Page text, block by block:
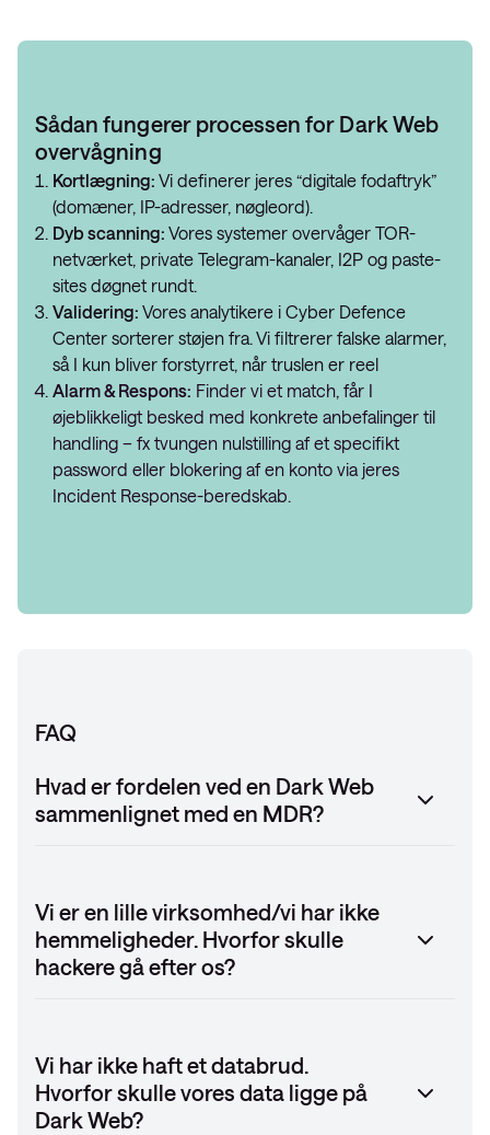
Sådan fungerer processen for Dark Web
overvågning
Kortlægning: Vi definerer jeres “digitale fodaftryk”
(domæner, IP-adresser, nøgleord).
Dyb scanning: Vores systemer overvåger TOR-
netværket, private Telegram-kanaler, I2P og paste-
sites døgnet rundt.
Validering: Vores analytikere i Cyber Defence
Center sorterer støjen fra. Vi filtrerer falske alarmer,
så I kun bliver forstyrret, når truslen er reel
Alarm & Respons: Finder vi et match, får I
øjeblikkeligt besked med konkrete anbefalinger til
handling – fx tvungen nulstilling af et specifikt
password eller blokering af en konto via jeres
Incident Response-beredskab.
FAQ
Hvad er fordelen ved en Dark Web
sammenlignet med en MDR?
Vi er en lille virksomhed/vi har ikke
hemmeligheder. Hvorfor skulle
hackere gå efter os?
Vi har ikke haft et databrud.
Hvorfor skulle vores data ligge på
Dark Web?